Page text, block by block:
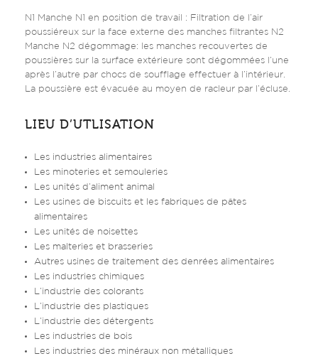
N1 Manche N1 en position de travail : Filtration de l’air
poussiéreux sur la face externe des manches filtrantes N2
Manche N2 dégommage: les manches recouvertes de
poussières sur la surface extérieure sont dégommées l’une
après l’autre par chocs de soufflage effectuer à l’intérieur.
La poussière est évacuée au moyen de racleur par l’écluse.
LIEU D’UTLISATION
Les industries alimentaires
Les minoteries et semouleries
Les unités d’aliment animal
Les usines de biscuits et les fabriques de pâtes
alimentaires
Les unités de noisettes
Les malteries et brasseries
Autres usines de traitement des denrées alimentaires
Les industries chimiques
L’industrie des colorants
L’industrie des plastiques
L’industrie des détergents
Les industries de bois
Les industries des minéraux non métalliques